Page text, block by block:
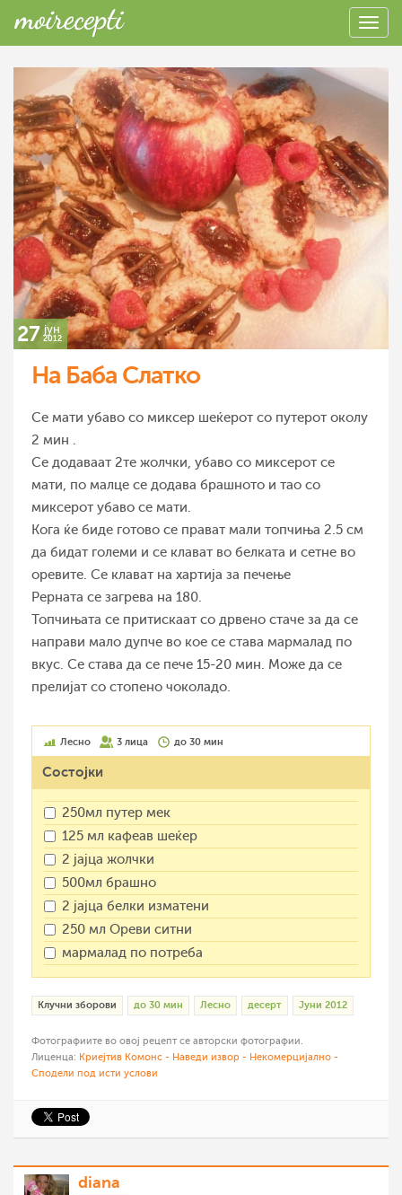
27 јун
2012
На Баба Слатко
Се мати убаво со миксер шеќерот со путерот околу
2 мин .
Се додаваат 2те жолчки, убаво со миксерот се
мати, по малце се додава брашното и тао со
миксерот убаво се мати.
Кога ќе биде готово се прават мали топчиња 2.5 см
да бидат големи и се клават во белката и сетне во
оревите. Се клават на хартија за печење
Рерната се загрева на 180.
Топчињата се притискаат со дрвено стаче за да се
направи мало дупче во кое се става мармалад по
вкус. Се става да се пече 15-20 мин. Може да се
прелијат со стопено чоколадо.
Лесно 3 лица до 30 мин
Состојки
250мл путер мек
125 мл кафеав шеќер
2 јајца жолчки
500мл брашно
2 јајца белки изматени
250 мл Ореви ситни
мармалад по потреба
Клучни зборови до 30 мин Лесно десерт Јуни 2012
Фотографиите во овој рецепт се авторски фотографии.
Лиценца: Криејтив Комонс - Наведи извор - Некомерцијално -
Сподели под исти услови
diana